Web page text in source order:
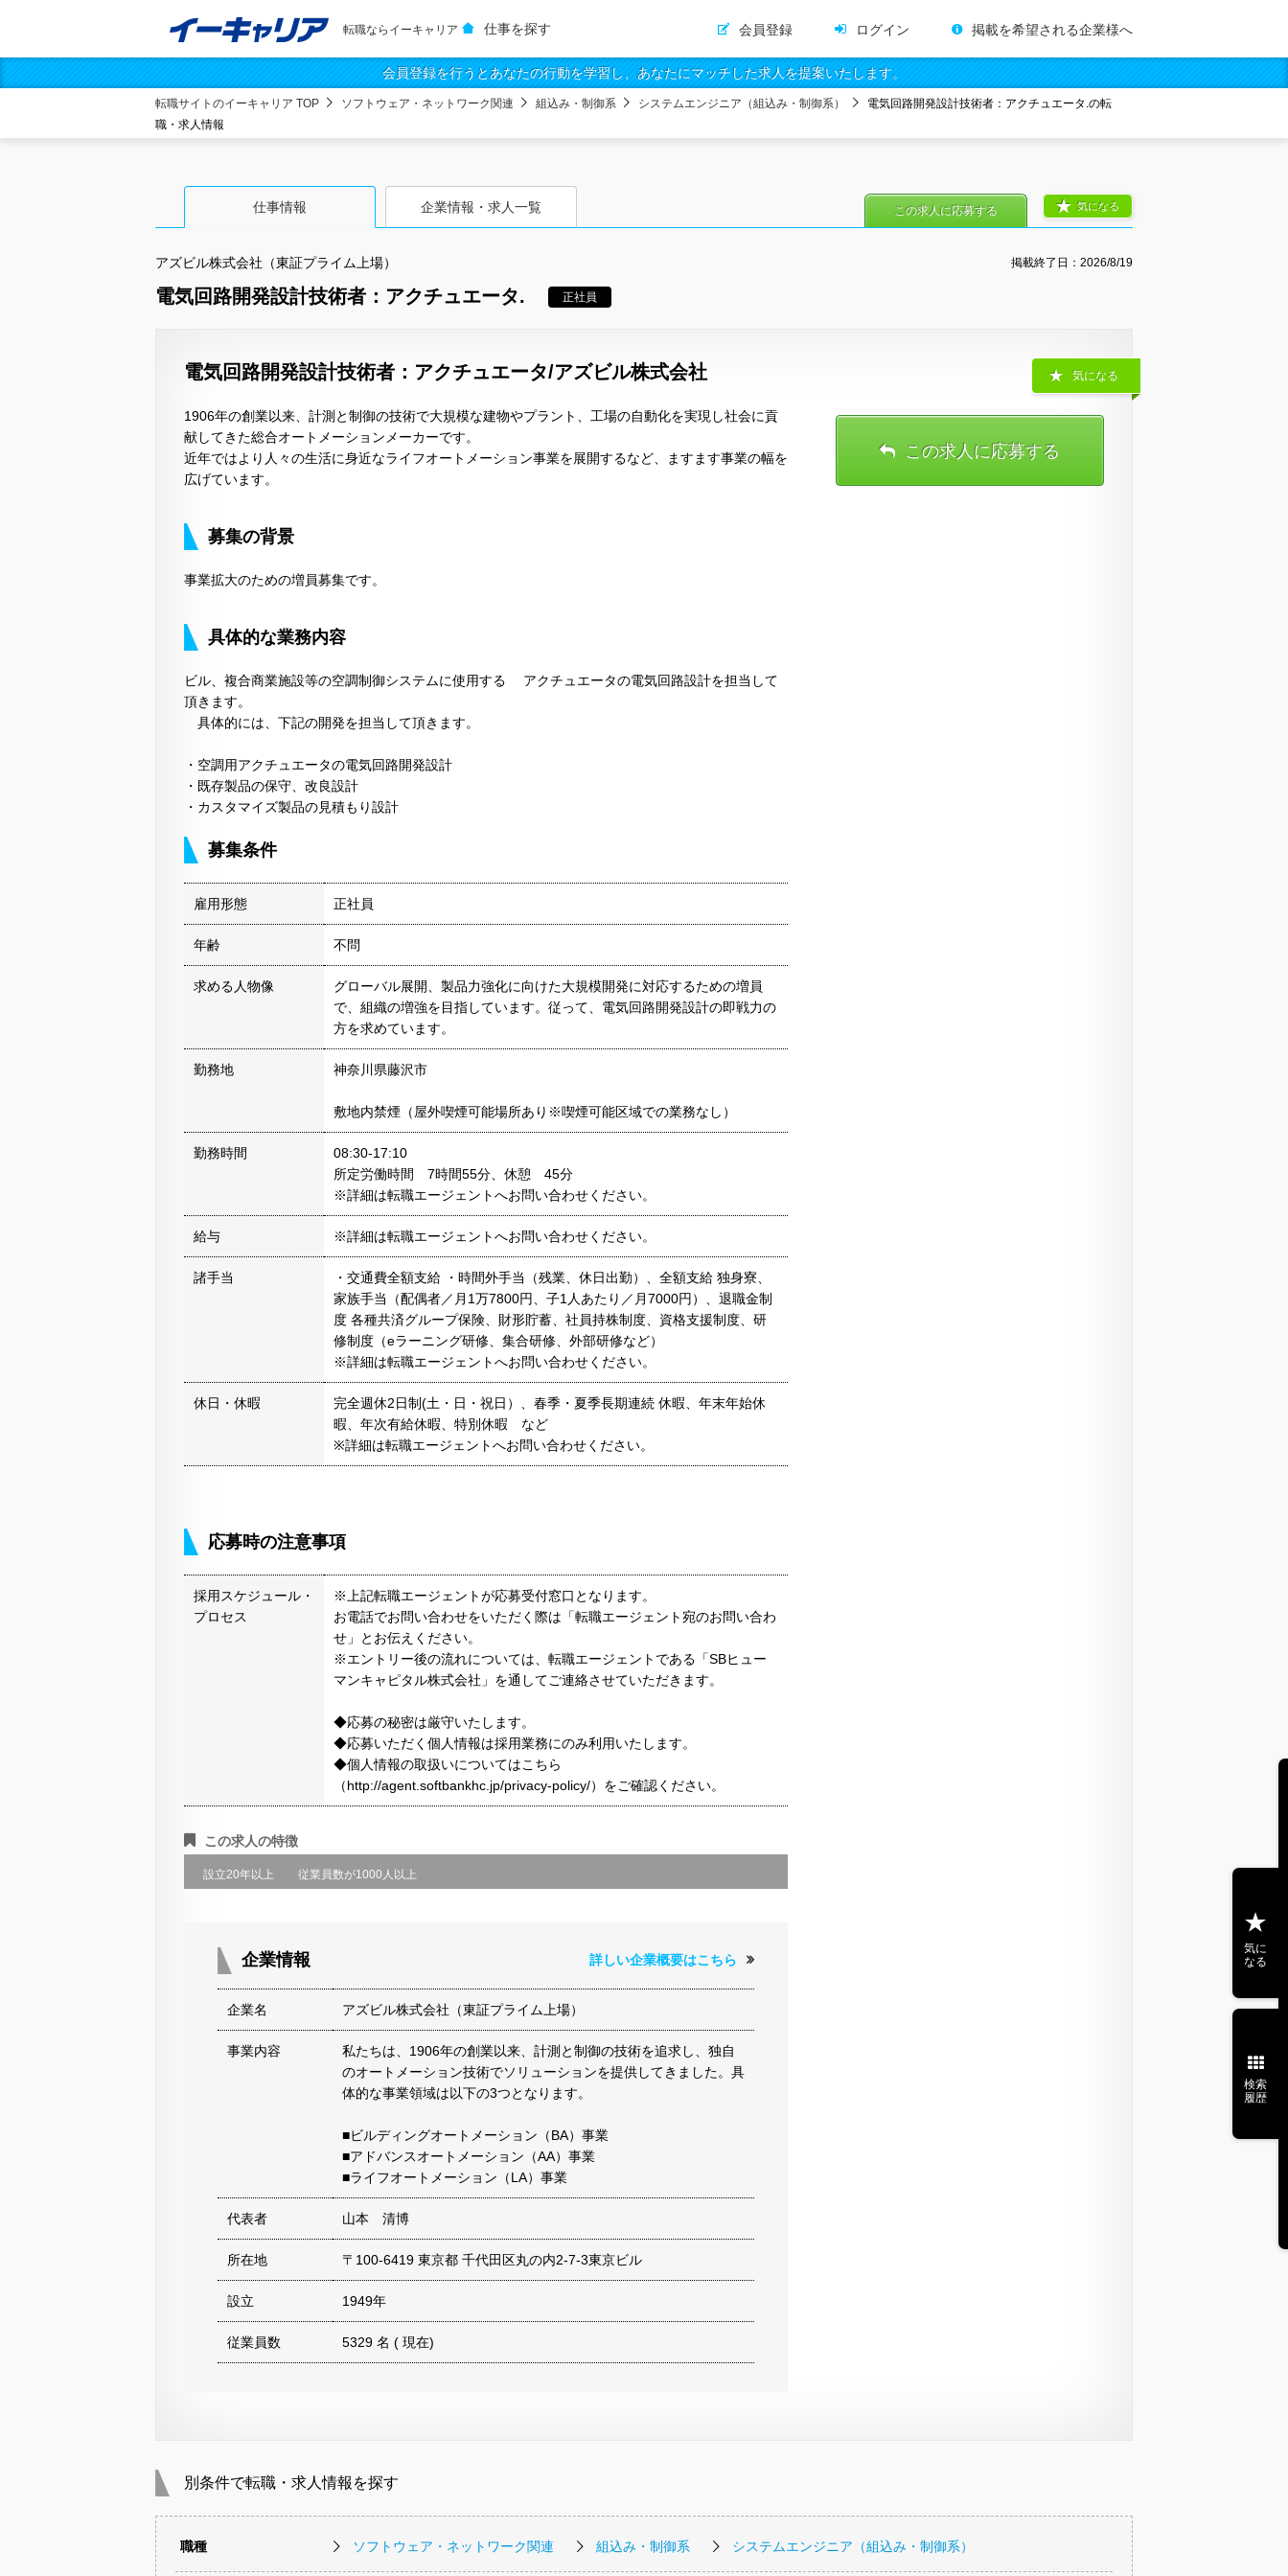
転職ならイーキャリア 仕事を探す 会員登録 ログイン 掲載を希望される企業様へ
会員登録を行うとあなたの行動を学習し、あなたにマッチした求人を提案いたします。
転職サイトのイーキャリア TOP ソフトウェア・ネットワーク関連 組込み・制御系 システムエンジニア（組込み・制御系）
電気回路開発設計技術者：アクチュエータ.の転
職・求人情報
仕事情報 企業情報・求人一覧
アズビル株式会社（東証プライム上場） 掲載終了日： 2026/8/19
電気回路開発設計技術者：アクチュエータ. 正社員
気になる
この求人に応募する
電気回路開発設計技術者：アクチュエータ/アズビル株式会社
1906年の創業以来、計測と制御の技術で大規模な建物やプラント、工場の自動化を実現し社会に貢
献してきた総合オートメーションメーカーです。
近年ではより人々の生活に身近なライフオートメーション事業を展開するなど、ますます事業の幅を
広げています。
募集の背景
事業拡大のための増員募集です。
具体的な業務内容
ビル、複合商業施設等の空調制御システムに使用する アクチュエータの電気回路設計を担当して
頂きます。
具体的には、下記の開発を担当して頂きます。
・空調用アクチュエータの電気回路開発設計
・既存製品の保守、改良設計
・カスタマイズ製品の見積もり設計
募集条件
雇用形態 正社員
年齢 不問
求める人物像
グローバル展開、製品力強化に向けた大規模開発に対応するための増員
で、組織の増強を目指しています。従って、電気回路開発設計の即戦力の
方を求めています。
勤務地 神奈川県藤沢市
敷地内禁煙（屋外喫煙可能場所あり※喫煙可能区域での業務なし）
勤務時間
08:30-17:10
所定労働時間 7時間55分、休憩 45分
※詳細は転職エージェントへお問い合わせください。
給与 ※詳細は転職エージェントへお問い合わせください。
諸手当
・交通費全額支給 ・時間外手当（残業、休日出勤）、全額支給 独身寮、
家族手当（配偶者／月1万7800円、子1人あたり／月7000円）、退職金制
度 各種共済グループ保険、財形貯蓄、社員持株制度、資格支援制度、研
修制度（eラーニング研修、集合研修、外部研修など）
※詳細は転職エージェントへお問い合わせください。
休日・休暇
完全週休2日制(土・日・祝日）、春季・夏季長期連続 休暇、年末年始休
暇、年次有給休暇、特別休暇 など
※詳細は転職エージェントへお問い合わせください。
応募時の注意事項
採用スケジュール・
プロセス
※上記転職エージェントが応募受付窓口となります。
お電話でお問い合わせをいただく際は「転職エージェント宛のお問い合わ
せ」とお伝えください。
※エントリー後の流れについては、転職エージェントである「SBヒュー
マンキャピタル株式会社」を通してご連絡させていただきます。
◆応募の秘密は厳守いたします。
◆応募いただく個人情報は採用業務にのみ利用いたします。
◆個人情報の取扱いについてはこちら
（http://agent.softbankhc.jp/privacy-policy/）をご確認ください。
この求人の特徴
設立20年以上 従業員数が1000人以上
企業情報 詳しい企業概要はこちら
企業名 アズビル株式会社（東証プライム上場）
事業内容
私たちは、1906年の創業以来、計測と制御の技術を追求し、独自
のオートメーション技術でソリューションを提供してきました。具
体的な事業領域は以下の3つとなります。
■ビルディングオートメーション（BA）事業
■アドバンスオートメーション（AA）事業
■ライフオートメーション（LA）事業
代表者 山本 清博
所在地 〒100-6419 東京都 千代田区丸の内2-7-3東京ビル
設立 1949年
従業員数 5329 名 ( 現在)
気になる
この求人に応募する
別条件で転職・求人情報を探す
職種 ソフトウェア・ネットワーク関連 組込み・制御系 システムエンジニア（組込み・制御系）
気に
なる
検索
履歴